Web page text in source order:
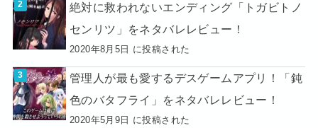
絶対に救われないエンディング「トガビトノ
センリツ」をネタバレレビュー！
2020年8月5日 に投稿された
管理人が最も愛するデスゲームアプリ！「鈍
色のバタフライ」をネタバレレビュー！
2020年5月9日 に投稿された